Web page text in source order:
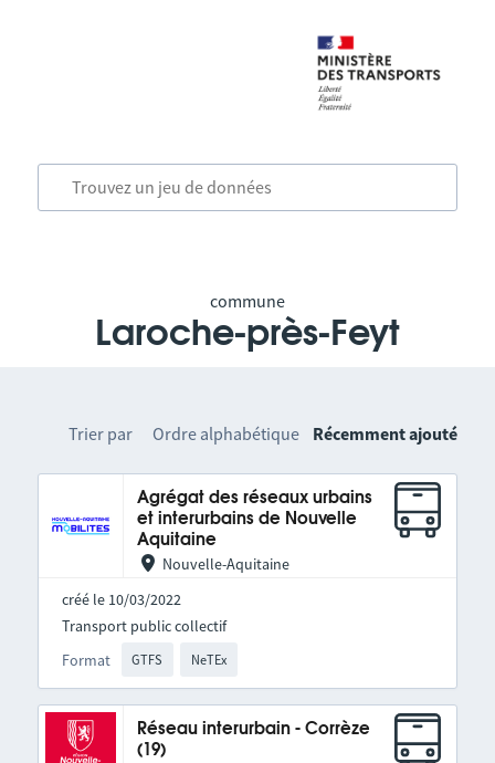
commune
Laroche-près-Feyt
Trier par Ordre alphabétique Récemment ajouté
Agrégat des réseaux urbains
et interurbains de Nouvelle
Aquitaine
Nouvelle-Aquitaine
créé le 10/03/2022
Format GTFS NeTEx
Transport public collectif
Réseau interurbain - Corrèze
(19)